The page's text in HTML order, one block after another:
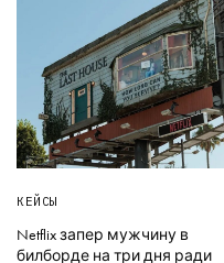
КЕЙСЫ
Netflix запер мужчину в
билборде на три дня ради